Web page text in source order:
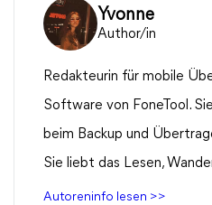
Yvonne
Author/in
Redakteurin für mobile
Software von FoneTool.
beim Backup und
Sie liebt das Lesen,
Autoreninfo lesen >>